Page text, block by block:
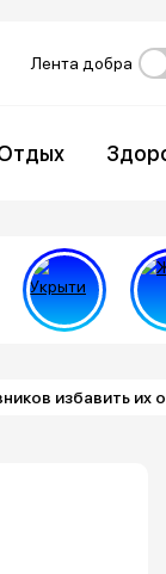
Лента добра
избавить их